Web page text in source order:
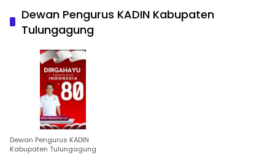
Dewan Pengurus KADIN Kabupaten
Tulungagung
Dewan Pengurus KADIN
Kabupaten Tulungagung